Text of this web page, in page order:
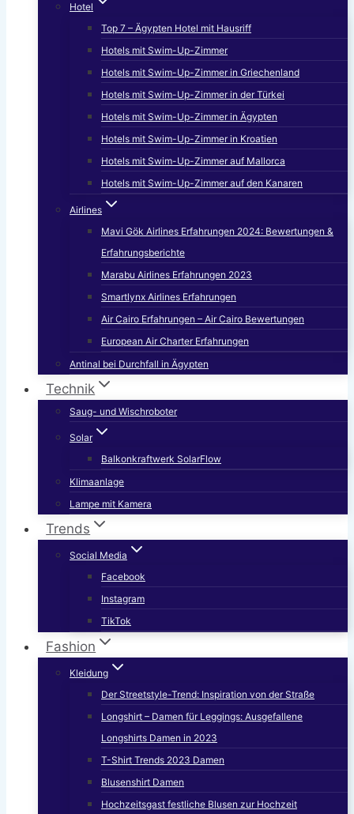
Hotel
Top 7 – Ägypten Hotel mit Hausriff
Hotels mit Swim-Up-Zimmer
Hotels mit Swim-Up-Zimmer in Griechenland
Hotels mit Swim-Up-Zimmer in der Türkei
Hotels mit Swim-Up-Zimmer in Ägypten
Hotels mit Swim-Up-Zimmer in Kroatien
Hotels mit Swim-Up-Zimmer auf Mallorca
Hotels mit Swim-Up-Zimmer auf den Kanaren
Airlines
Mavi Gök Airlines Erfahrungen 2024: Bewertungen &
Erfahrungsberichte
Marabu Airlines Erfahrungen 2023
Smartlynx Airlines Erfahrungen
Air Cairo Erfahrungen – Air Cairo Bewertungen
European Air Charter Erfahrungen
Antinal bei Durchfall in Ägypten
Technik
Saug- und Wischroboter
Solar
Balkonkraftwerk SolarFlow
Klimaanlage
Lampe mit Kamera
Trends
Social Media
Facebook
Instagram
TikTok
Fashion
Kleidung
Der Streetstyle-Trend: Inspiration von der Straße
Longshirt – Damen für Leggings: Ausgefallene
Longshirts Damen in 2023
T-Shirt Trends 2023 Damen
Blusenshirt Damen
Hochzeitsgast festliche Blusen zur Hochzeit